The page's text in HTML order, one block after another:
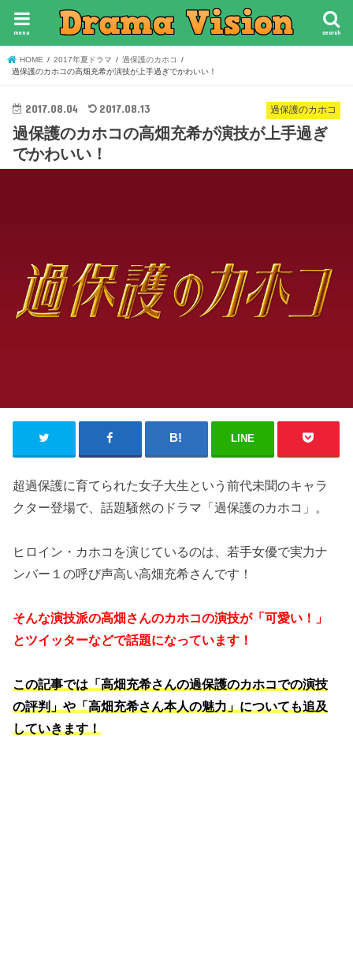
search
menu
HOME 2017年夏ドラマ
過保護のカホコ
過保護のカホコの高畑充希が演技が上手過ぎでかわいい！
過保護のカホコ
2017.08.04 2017.08.13
過保護のカホコの高畑充希が演技が上手過ぎ
でかわいい！
LINE
超過保護に育てられた女子大生という前代未聞のキャラ
クター登場で、話題騒然のドラマ「過保護のカホコ」。
ヒロイン・カホコを演じているのは、若手女優で実力ナ
ンバー１の呼び声高い高畑充希さんです！
そんな演技派の高畑さんのカホコの演技が「可愛い！」
とツイッターなどで話題になっています！
この記事では「高畑充希さんの過保護のカホコでの演技
の評判」や「高畑充希さん本人の魅力」についても追及
していきます！